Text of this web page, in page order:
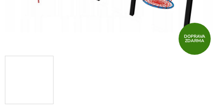
DOPRAVA
ZDARMA